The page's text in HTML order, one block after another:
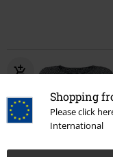
Shopping
Please click
International